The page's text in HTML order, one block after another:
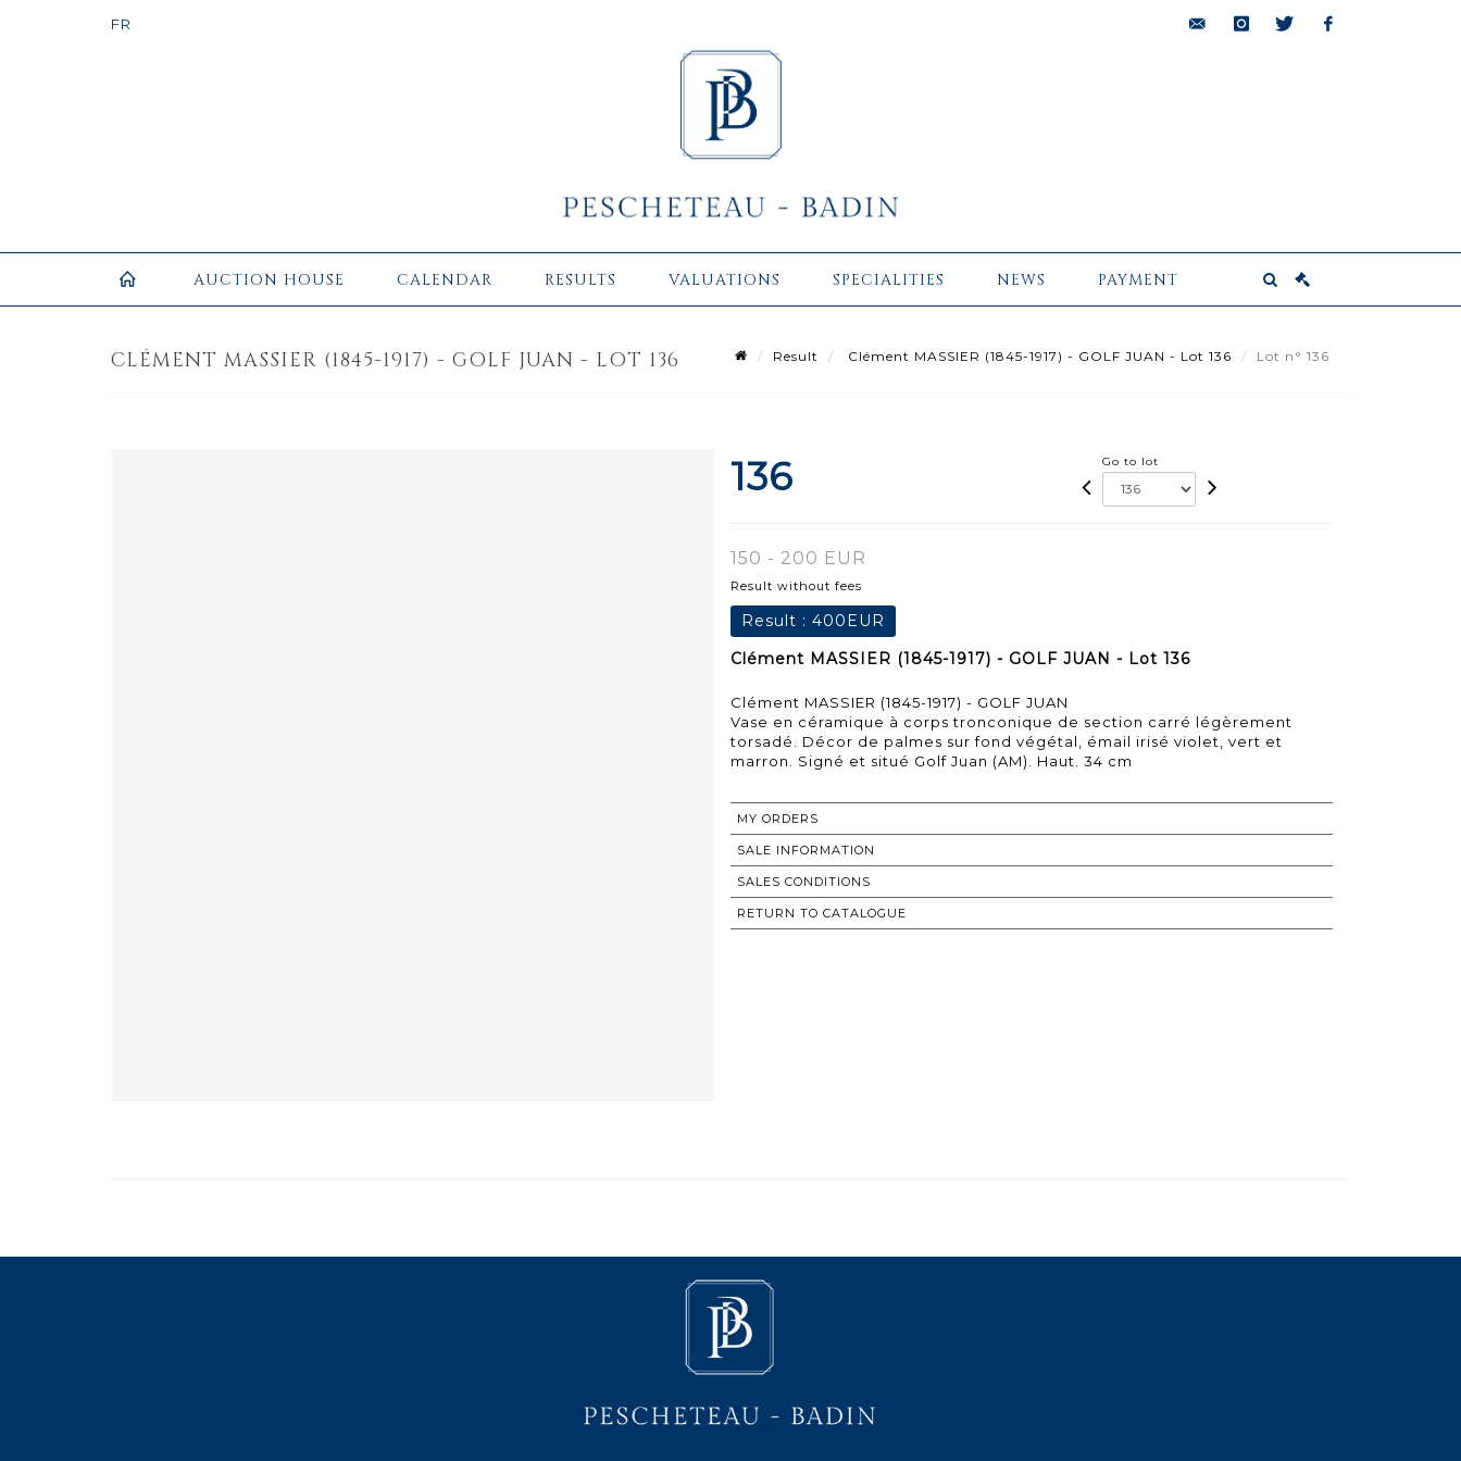
AUCTION HOUSE CALENDAR RESULTS VALUATIONS SPECIALITIES NEWS PAYMENT
CLÉMENT MASSIER (1845-1917) - GOLF JUAN - LOT 136 Result Clément MASSIER (1845-1917) - GOLF JUAN - Lot 136 Lot n° 136
136 Go to lot
150 - 200 EUR
Result without fees
Result : 400EUR
Clément MASSIER (1845-1917) - GOLF JUAN - Lot 136
Clément MASSIER (1845-1917) - GOLF JUAN
Vase en céramique à corps tronconique de section carré légèrement
torsadé. Décor de palmes sur fond végétal, émail irisé violet, vert et
marron. Signé et situé Golf Juan (AM). Haut. 34 cm
MY ORDERS
SALE INFORMATION
SALES CONDITIONS
RETURN TO CATALOGUE